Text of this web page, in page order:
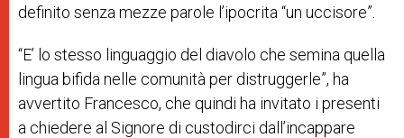
definito senza mezze parole l’ipocrita “un uccisore”.
“E’ lo stesso linguaggio del diavolo che semina quella
lingua bifida nelle comunità per distruggerle”, ha
avvertito Francesco, che quindi ha invitato i presenti
a chiedere al Signore di custodirci dall’incappare